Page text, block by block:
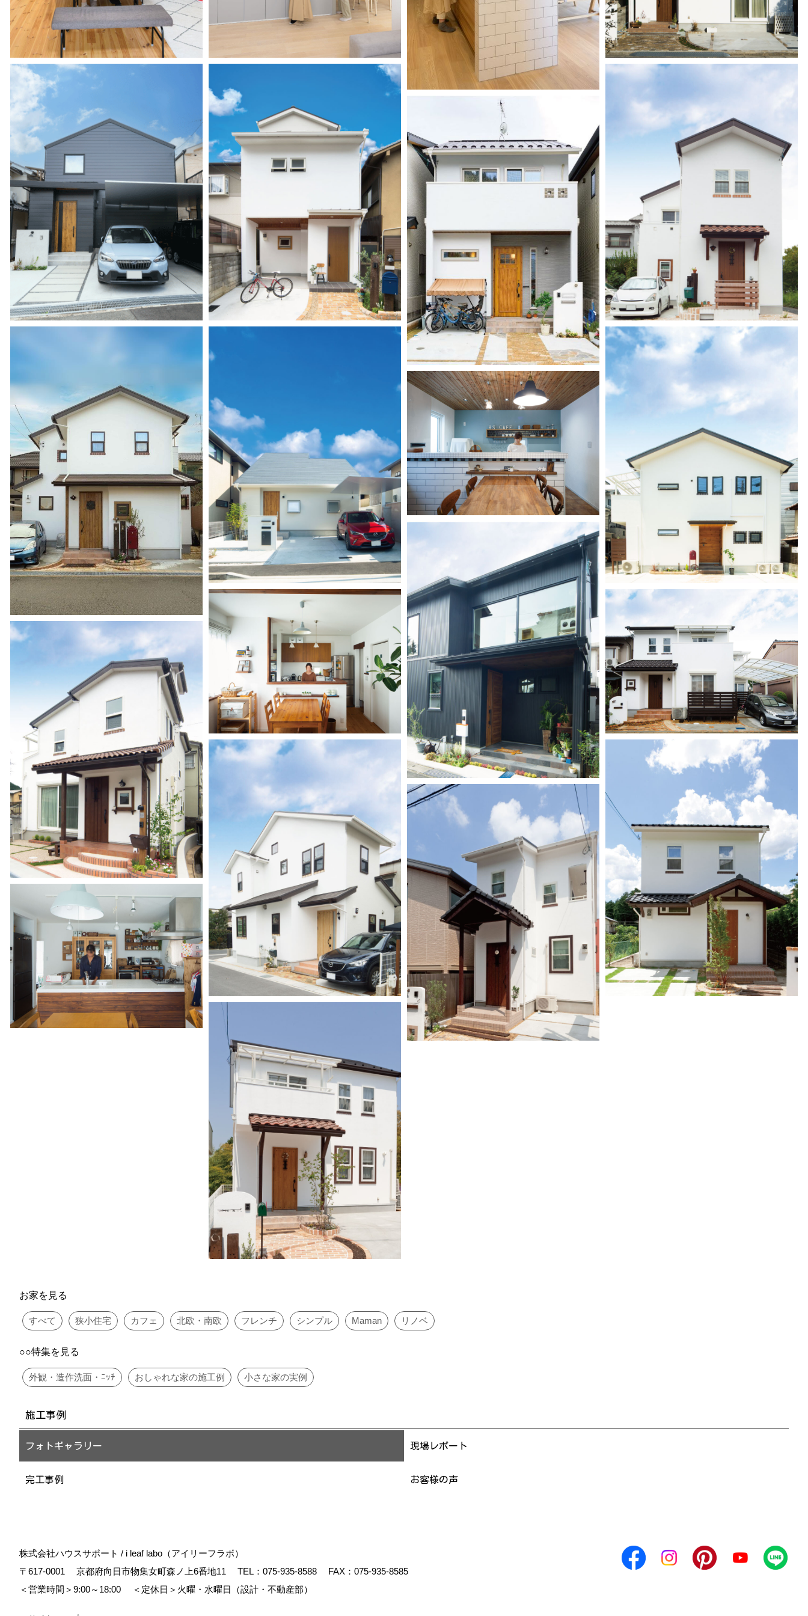
お家を見る
すべて 狭小住宅 カフェ 北欧・南欧 フレンチ シンプル Maman リノベ
○○特集を見る
外観・造作洗面・ﾆｯﾁ おしゃれな家の施工例 小さな家の実例
施工事例
フォトギャラリー 現場レポート
完工事例 お客様の声
株式会社ハウスサポート / i leaf labo（アイリーフラボ）
〒617-0001
京都府向日市物集女町森ノ上6番地11 TEL： 075-935-8588
FAX：075-935-8585
＜営業時間＞9:00～18:00
＜定休日＞火曜・水曜日（設計・不動産部）